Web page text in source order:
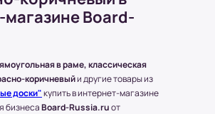
от условий или пожеланий
Это решение принимается
магазина.
области
Board-
в раме, классическая
коричневыйи другие товары из
доски"купить в интернет-магазине
бизнесаBoard-Russia.ruот